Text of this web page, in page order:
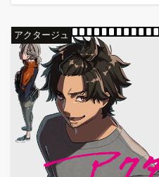
アクタージュ